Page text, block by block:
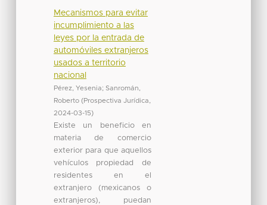
Mecanismos para evitar
incumplimiento a las
leyes por la entrada de
automóviles extranjeros
usados a territorio
nacional
Pérez, Yesenia; Sanromán,
Roberto (Prospectiva Jurídica
2024-03-15)
Existe un beneficio en
materia de comercio
exterior para que aquellos
vehículos propiedad de
residentes en el
extranjero (mexicanos o
extranjeros), puedan